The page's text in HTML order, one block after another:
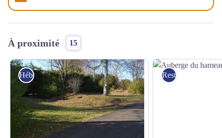
À proximité 15
Hébergement Restaurants